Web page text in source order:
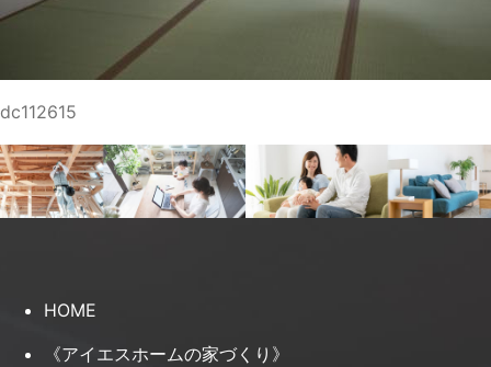
dc112615
HOME
《アイエスホームの家づくり》